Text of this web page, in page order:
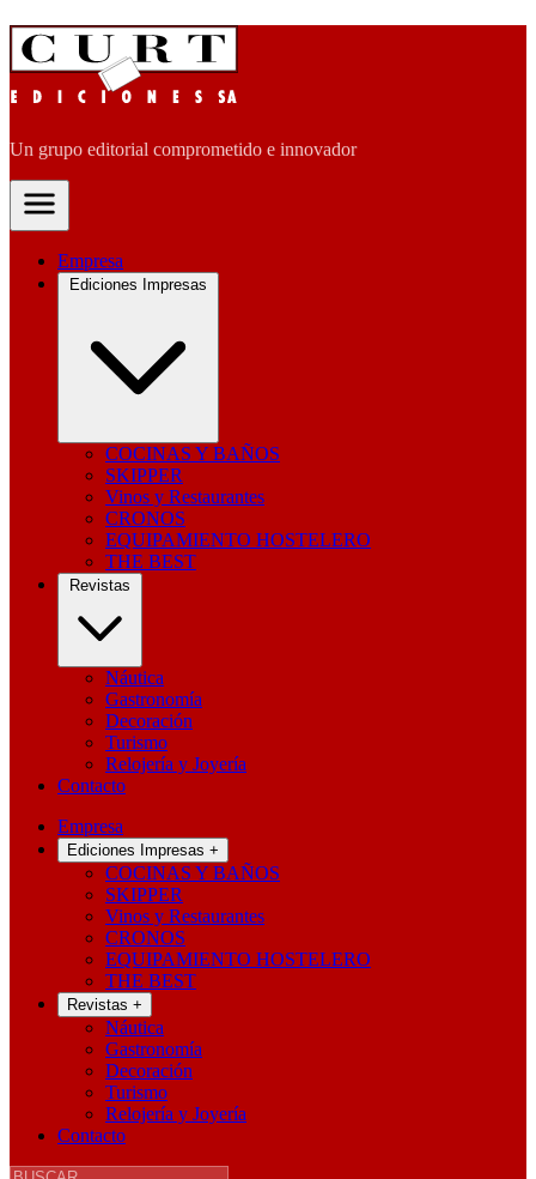
Un grupo editorial comprometido e innovador
Empresa
Ediciones Impresas
COCINAS Y BAÑOS
SKIPPER
Vinos y Restaurantes
CRONOS
EQUIPAMIENTO HOSTELERO
THE BEST
Revistas
Náutica
Gastronomía
Decoración
Turismo
Relojería y Joyería
Contacto
Empresa
Ediciones Impresas +
COCINAS Y BAÑOS
SKIPPER
Vinos y Restaurantes
CRONOS
EQUIPAMIENTO HOSTELERO
THE BEST
Revistas +
Náutica
Gastronomía
Decoración
Turismo
Relojería y Joyería
Contacto